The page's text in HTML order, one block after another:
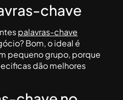
chave
palavras-chave
Bom, o ideal é
pequeno grupo, porque
dão melhores